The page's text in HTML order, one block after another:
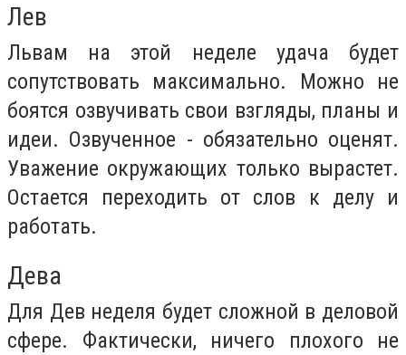
Лев
Львам на этой неделе удача будет
сопутствовать максимально. Можно не
боятся озвучивать свои взгляды, планы и
идеи. Озвученное - обязательно оценят.
Уважение окружающих только вырастет.
Остается переходить от слов к делу и
работать.
Дева
Для Дев неделя будет сложной в деловой
сфере. Фактически, ничего плохого не